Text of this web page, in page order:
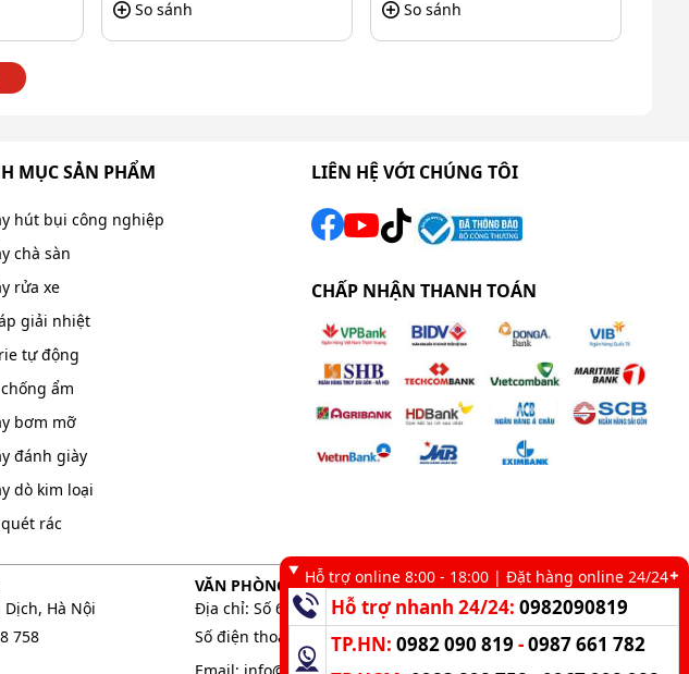
So sánh So sánh
MỤC SẢN PHẨM
hút bụi công nghiệp
chà sàn
rửa xe
giải nhiệt
tự động
ẩm
bơm mỡ
đánh giày
dò kim loại
rác
LIÊN HỆ VỚI CHÚNG TÔI
CHẤP NHẬN THANH TOÁN
Hà Nội
758
VĂN PHÒNG GIAO DỊCH TẠI TP. HCM
Địa chỉ: Số 6 kênh 19/5, Phường Tân Sơn Nhì, TP. HCM
Số điện thoại:
0983 898 758 -0982 090 819
Hỗ trợ online 8:00 - 18:00 | Đặt hàng online 24/24
Hỗ trợ nhanh 24/24:0982090819
TP.HN:0982 090 819 -0987 661 782